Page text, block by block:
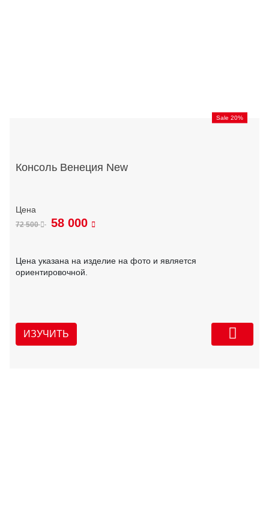
Sale 20%
Консоль Венеция New
72 500 58 000
Цена указана на изделие на фото и является
ориентировочной.
ИЗУЧИТЬ